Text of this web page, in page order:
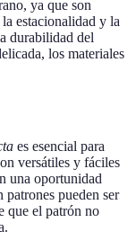
ya que son
estacionalidad y la
durabilidad del
los materiales
es esencial para
versátiles y fáciles
una oportunidad
patrones pueden ser
que el patrón no